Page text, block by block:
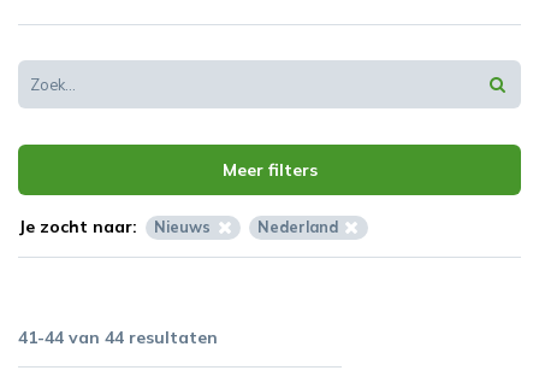
Meer filters
Je zocht naar: Nieuws Nederland
41-44 van 44 resultaten